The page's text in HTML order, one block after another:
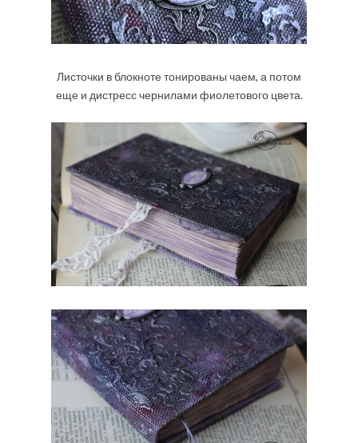
Листочки в блокноте тонированы чаем, а потом
еще и дистресс чернилами фиолетового цвета.